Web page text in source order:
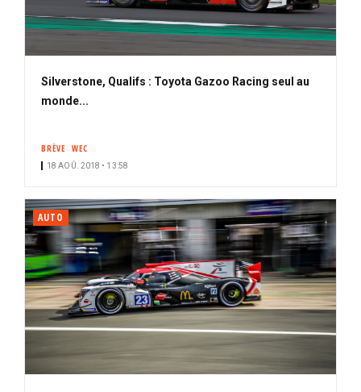
Silverstone, Qualifs : Toyota Gazoo Racing seul au
monde...
BRÈVE WEC
18 AOÛ. 2018 • 13:58
AUTO